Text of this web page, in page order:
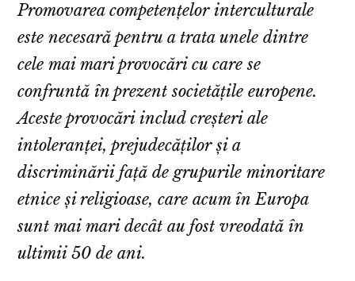
Promovarea competențelor interculturale
este necesară pentru a trata unele dintre
cele mai mari provocări cu care se
confruntă în prezent societățile europene.
Aceste provocări includ creșteri ale
intoleranței, prejudecăților și a
discriminării față de grupurile minoritare
etnice și religioase, care acum în Europa
sunt mai mari decât au fost vreodată în
ultimii 50 de ani.